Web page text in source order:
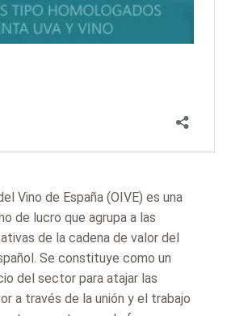
Vino de España (OIVE) es una
de lucro que agrupa a las
de la cadena de valor del
Se constituye como un
del sector para atajar las
a través de la unión y el trabajo